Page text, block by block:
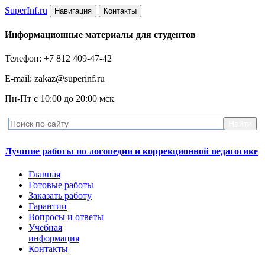
SuperInf.ru Навигация Контакты
Информационные материалы для студентов
Телефон: +7 812 409-47-42
E-mail: zakaz@superinf.ru
Пн-Пт с 10:00 до 20:00 мск
Лучшие работы по логопедии и коррекционной педагогике
Главная
Готовые работы
Заказать работу
Гарантии
Вопросы и ответы
Учебная
информация
Контакты